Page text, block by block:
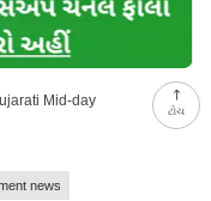
ટોચ
Mid-day
news